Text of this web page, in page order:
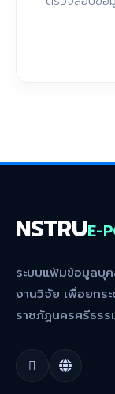
NSTRUE-
ระบบแฟ้มข้อมูลบุ
งานวิจัย เพื่อยกร
ราชภัฏนครศรีธรร